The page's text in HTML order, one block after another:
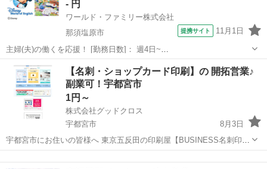
な...
- 円
ワールド・ファミリー株式会社
那須塩原市
提携サイト 11月1日
主婦(夫)の働くを応援！ [勤務日数]： 週4日~
10:00~17:00/10:00~16:00/10:00~15:00/09:30~14:00 [勤務地・最寄
駅]： 栃木県那須塩原市 ※勤務エリア選択可 ワールド・...
栃木 那須塩原市
【名刺・ショップカード印刷】の 開拓営業♪
副業可！宇都宮市
1円～
株式会社グッドクロス
宇都宮市
8月3日
宇都宮市にお住いの皆様へ 東京五反田の印刷屋【BUSINESS名刺印刷
所】です。 Wワーク・副業として 企業や飲食店等の店舗に対して 名
刺印刷の開拓営業 を行っていただける方を募集しています。 今のあ...